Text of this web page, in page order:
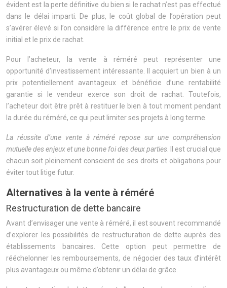
évident est la perte définitive du bien si le rachat n’est pas effectué
dans le délai imparti. De plus, le coût global de l’opération peut
s’avérer élevé si l’on considère la différence entre le prix de vente
initial et le prix de rachat.
Pour l’acheteur, la vente à réméré peut représenter une
opportunité d’investissement intéressante. Il acquiert un bien à un
prix potentiellement avantageux et bénéficie d’une rentabilité
garantie si le vendeur exerce son droit de rachat. Toutefois,
l’acheteur doit être prêt à restituer le bien à tout moment pendant
la durée du réméré, ce qui peut limiter ses projets à long terme.
La réussite d’une vente à réméré repose sur une compréhension
mutuelle des enjeux et une bonne foi des deux parties . Il est crucial que
chacun soit pleinement conscient de ses droits et obligations pour
éviter tout litige futur.
Alternatives à la vente à réméré
Restructuration de dette bancaire
Avant d’envisager une vente à réméré, il est souvent recommandé
d’explorer les possibilités de restructuration de dette auprès des
établissements bancaires. Cette option peut permettre de
rééchelonner les remboursements, de négocier des taux d’intérêt
plus avantageux ou même d’obtenir un délai de grâce.